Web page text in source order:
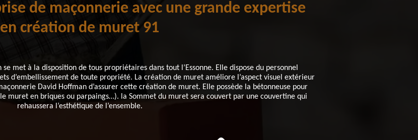
de maçonnerie avec une grande expertise
en création de muret 91
met à la disposition de tous propriétaires dans tout l’Essonne. Elle dispose du personnel
d’embellissement de toute propriété. La création de muret améliore l’aspect visuel extérieur
David Hoffman d’assurer cette création de muret. Elle possède la bétonneuse pour
muret en briques ou parpaings…). la Sommet du muret sera couvert par une couvertine qui
rehaussera l’esthétique de l’ensemble.